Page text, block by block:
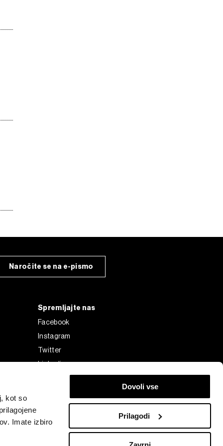
kot so
Imate izbiro
Dovoli vse
Prilagodi
Naročite se na e-pismo
Spremljajte nas
Facebook
Instagram
Twitter
Linkedin